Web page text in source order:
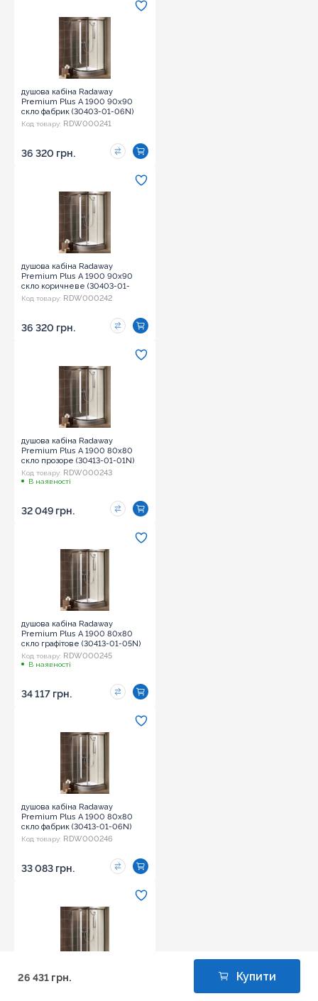
душова кабіна Radaway
Premium Plus A 1900 90x90
скло фабрик (30403-01-06N)
Код товару: RDW000241
36 320 грн.
душова кабіна Radaway
Premium Plus A 1900 90x90
скло коричневе (30403-01-
08N)
Код товару: RDW000242
36 320 грн.
душова кабіна Radaway
Premium Plus A 1900 80x80
скло прозоре (30413-01-01N)
Код товару: RDW000243
В наявності
32 049 грн.
душова кабіна Radaway
Premium Plus A 1900 80x80
скло графітове (30413-01-05N)
Код товару: RDW000245
В наявності
34 117 грн.
душова кабіна Radaway
Premium Plus A 1900 80x80
скло фабрик (30413-01-06N)
Код товару: RDW000246
33 083 грн.
душова кабіна Radaway
26 431 грн. Купити